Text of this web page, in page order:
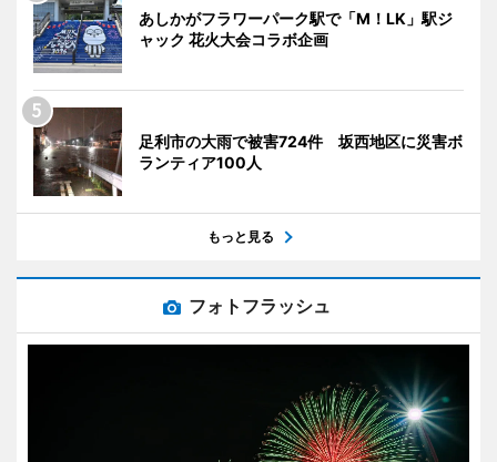
あしかがフラワーパーク駅で「M！LK」駅ジ
ャック 花火大会コラボ企画
足利市の大雨で被害724件 坂西地区に災害ボ
ランティア100人
もっと見る
フォトフラッシュ